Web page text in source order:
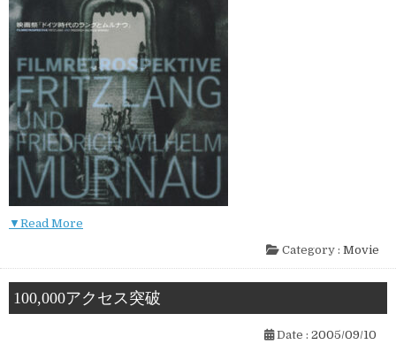
▼Read More
Category : Movie
100,000アクセス突破
Date : 2005/09/10